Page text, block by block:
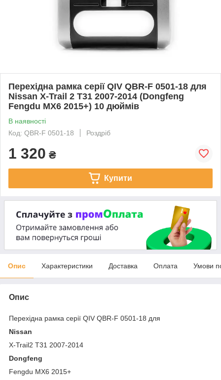
Перехідна рамка серії QIV QBR-F 0501-18 для
Nissan X-Trail 2 T31 2007-2014 (Dongfeng
Fengdu MX6 2015+) 10 дюймів
В наявності
Код: QBR-F 0501-18
Роздріб
1 320 ₴
Купити
Опис Характеристики Доставка Оплата Умови
Опис
Перехідна рамка серії QIV QBR-F 0501-18 для
Nissan
X-Trail2 T31 2007-2014
Dongfeng
Fengdu MX6 2015+